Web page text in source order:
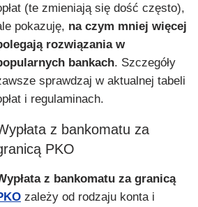
(te zmieniają się dość często),
pokazuję, na czym mniej więcej
rozwiązania w
bankach. Szczegóły
sprawdzaj w aktualnej tabeli
i regulaminach.
z bankomatu za
PKO
z bankomatu za granicą
zależy od rodzaju konta i